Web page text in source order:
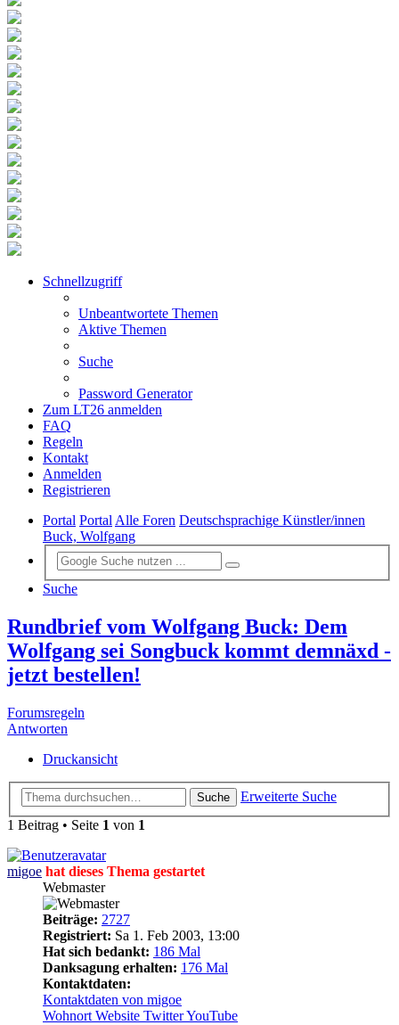
Schnellzugriff
Unbeantwortete Themen
Aktive Themen
Suche
Password Generator
Zum LT26 anmelden
FAQ
Regeln
Kontakt
Anmelden
Registrieren
Portal PortalAlle Foren Deutschsprachige Künstler/innen
Buck, Wolfgang
Suche
Rundbrief vom Wolfgang Buck: Dem
Wolfgang sei Songbuck kommt demnäxd -
jetzt bestellen!
Forumsregeln
Antworten
Druckansicht
Suche
Erweiterte Suche
1 Beitrag • Seite 1 von 1
migoe hat dieses Thema gestartet
Webmaster
Beiträge: 2727
Registriert: Sa 1. Feb 2003, 13:00
Hat sich bedankt: 186 Mal
Danksagung erhalten: 176 Mal
Kontaktdaten:
Kontaktdaten von migoe
Wohnort Website TwitterYouTube